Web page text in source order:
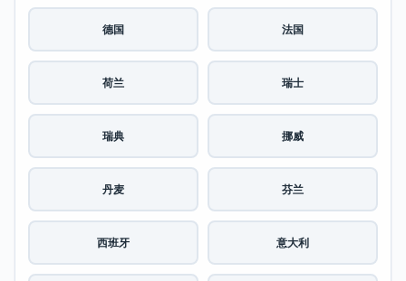
德国 法国
荷兰 瑞士
瑞典 挪威
丹麦 芬兰
西班牙 意大利